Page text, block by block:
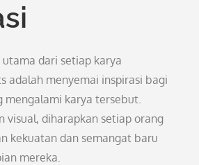
dari setiap karya
adalah menyemai inspirasi bagi
mengalami karya tersebut.
visual, diharapkan setiap orang
kekuatan dan semangat baru
mereka.